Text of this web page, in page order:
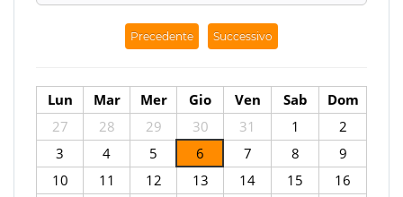
Precedente Successivo
Lun Mar Mer Gio Ven Sab
Dom
27
28 29 30 31 1
2
3
4 5 6 7 8
9
10
11 12 13 14 15
16